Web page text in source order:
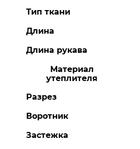
Тип ткани
Длина
Длина рукава
Материал
утеплителя
Разрез
Воротник
Застежка